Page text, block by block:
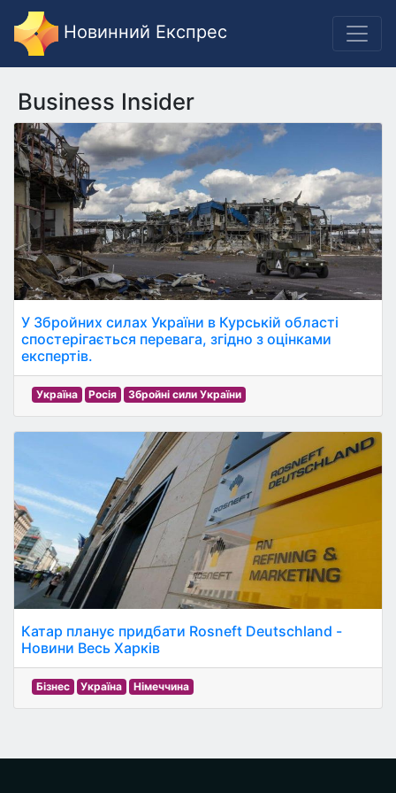
Новинний Експрес
Business Insider
У Збройних силах України в Курській області
спостерігається перевага, згідно з оцінками
експертів.
Україна Росія Збройні сили України
Катар планує придбати Rosneft Deutschland -
Новини Весь Харків
Бізнес Україна Німеччина